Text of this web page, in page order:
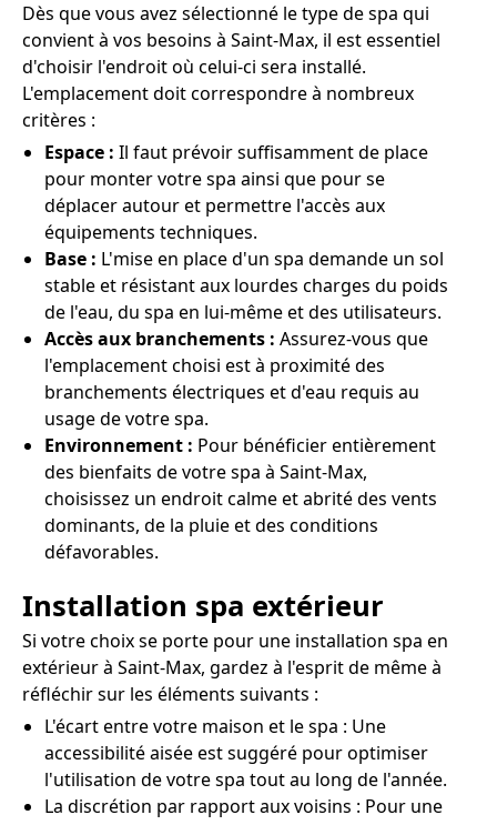
Dès que vous avez sélectionné le type de spa qui
convient à vos besoins à Saint-Max, il est essentiel
d'choisir l'endroit où celui-ci sera installé.
L'emplacement doit correspondre à nombreux
critères :
Espace : Il faut prévoir suffisamment de place
pour monter votre spa ainsi que pour se
déplacer autour et permettre l'accès aux
équipements techniques.
Base : L'mise en place d'un spa demande un sol
stable et résistant aux lourdes charges du poids
de l'eau, du spa en lui-même et des utilisateurs.
Accès aux branchements : Assurez-vous que
l'emplacement choisi est à proximité des
branchements électriques et d'eau requis au
usage de votre spa.
Environnement : Pour bénéficier entièrement
des bienfaits de votre spa à Saint-Max,
choisissez un endroit calme et abrité des vents
dominants, de la pluie et des conditions
défavorables.
Installation spa extérieur
Si votre choix se porte pour une installation spa en
extérieur à Saint-Max, gardez à l'esprit de même à
réfléchir sur les éléments suivants :
L'écart entre votre maison et le spa : Une
accessibilité aisée est suggéré pour optimiser
l'utilisation de votre spa tout au long de l'année.
La discrétion par rapport aux voisins : Pour une